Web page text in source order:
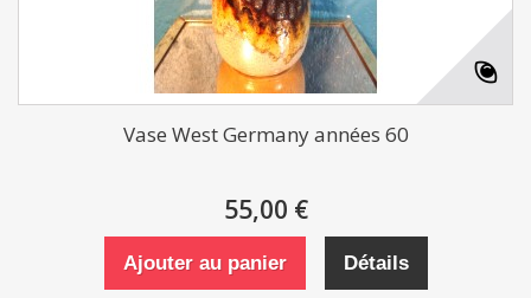
Vase West Germany années 60
55,00 €
Ajouter au panier Détails